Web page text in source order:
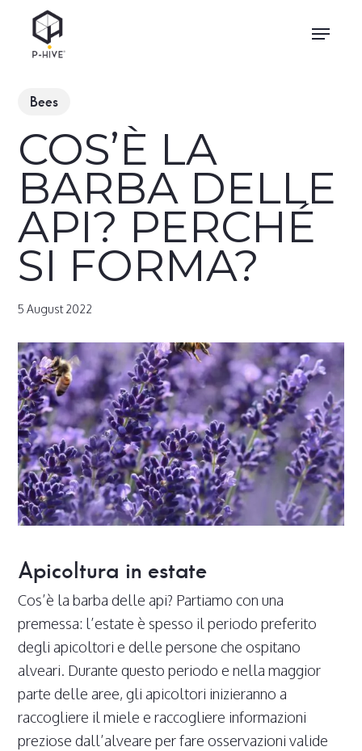
Menu
Bees
COS’È LA
BARBA DELLE
API? PERCHÉ
SI FORMA?
5 August 2022
Apicoltura in estate
Cos’è la barba delle api? Partiamo con una
premessa: l’estate è spesso il periodo preferito
degli apicoltori e delle persone che ospitano
alveari. Durante questo periodo e nella maggior
parte delle aree, gli apicoltori inizieranno a
raccogliere il miele e raccogliere informazioni
preziose dall’alveare per fare osservazioni valide